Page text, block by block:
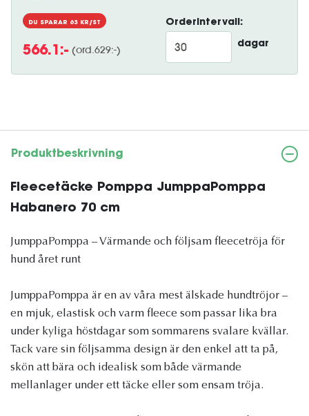
DU SPARAR 63 KR/ST
566.1 :- (ord.629:-)
Orderintervall:
dagar
Produktbeskrivning
Fleecetäcke Pomppa JumppaPomppa
Habanero 70 cm
JumppaPomppa – Värmande och följsam fleecetröja för
hund året runt
JumppaPomppa är en av våra mest älskade hundtröjor –
en mjuk, elastisk och varm fleece som passar lika bra
under kyliga höstdagar som sommarens svalare kvällar.
Tack vare sin följsamma design är den enkel att ta på,
skön att bära och idealisk som både värmande
mellanlager under ett täcke eller som ensam tröja.